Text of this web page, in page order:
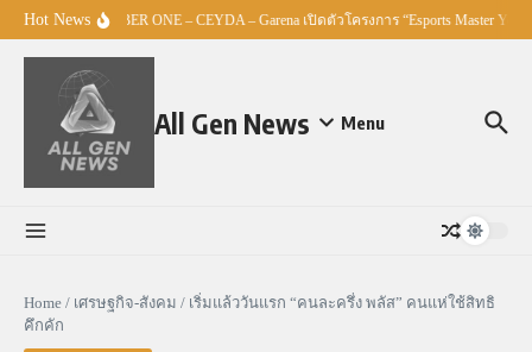
Skip to content
Hot News
ศธ. – TO BE NUMBER ONE – CEYDA – Garena เปิดตัวโครงการ “Esports Master
All Gen News Menu
Home / เศรษฐกิจ-สังคม / เริ่มแล้ววันแรก “คนละครึ่ง พลัส” คนแห่ใช้สิทธิ
คึกคัก